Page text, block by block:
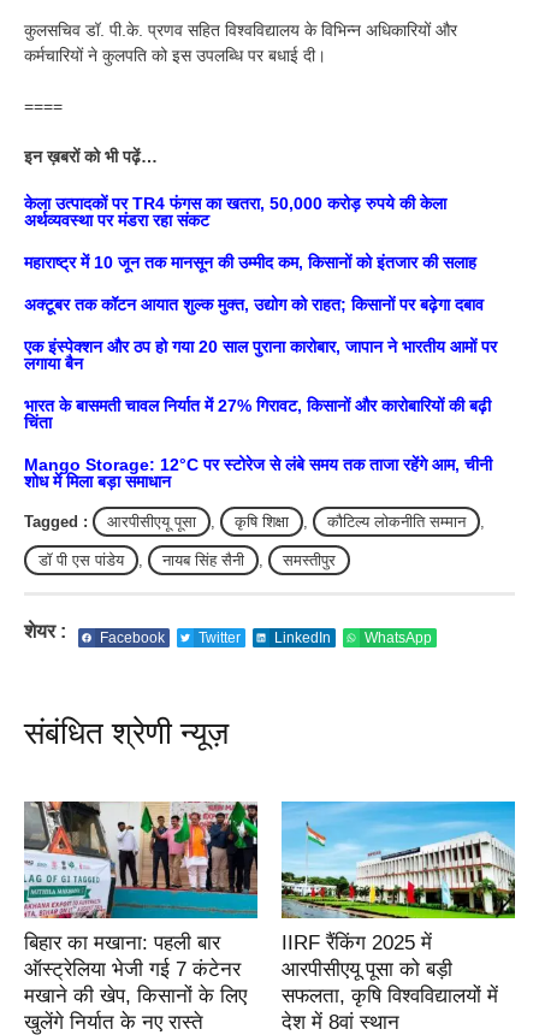
कुलसचिव डॉ. पी.के. प्रणव सहित विश्वविद्यालय के विभिन्न अधिकारियों और
कर्मचारियों ने कुलपति को इस उपलब्धि पर बधाई दी।
====
इन ख़बरों को भी पढ़ें…
केला उत्पादकों पर TR4 फंगस का खतरा, 50,000 करोड़ रुपये की केला
अर्थव्यवस्था पर मंडरा रहा संकट
महाराष्ट्र में 10 जून तक मानसून की उम्मीद कम, किसानों को इंतजार की सलाह
अक्टूबर तक कॉटन आयात शुल्क मुक्त, उद्योग को राहत; किसानों पर बढ़ेगा दबाव
एक इंस्पेक्शन और ठप हो गया 20 साल पुराना कारोबार, जापान ने भारतीय आमों पर
लगाया बैन
भारत के बासमती चावल निर्यात में 27% गिरावट, किसानों और कारोबारियों की बढ़ी
चिंता
Mango Storage: 12°C पर स्टोरेज से लंबे समय तक ताजा रहेंगे आम, चीनी
शोध में मिला बड़ा समाधान
Tagged : आरपीसीएयू पूसा कृषि शिक्षा कौटिल्य लोकनीति सम्मान
डॉ पी एस पांडेय नायब सिंह सैनी समस्तीपुर
शेयर : Facebook Twitter LinkedIn WhatsApp
संबंधित श्रेणी न्यूज़
बिहार का मखाना: पहली बार
ऑस्ट्रेलिया भेजी गई 7 कंटेनर
मखाने की खेप, किसानों के लिए
खुलेंगे निर्यात के नए रास्ते
IIRF रैंकिंग 2025 में
आरपीसीएयू पूसा को बड़ी
सफलता, कृषि विश्वविद्यालयों में
देश में 8वां स्थान